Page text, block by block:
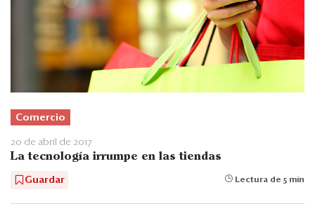
Comercio
20 de abril de 2017
La tecnología irrumpe en las tiendas
Guardar Lectura de 5 min